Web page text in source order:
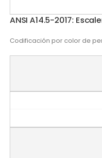
ANSI A14.5-2017:
Codificación por color de